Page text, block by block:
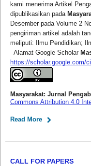
kami menerima Artikel
dipublikasikan pada
Desember pada Volume 2
pengiriman artikel adalah
meliputi: Ilmu Pendidikan;
Alamat Google Scholar
https://scholar.google.com/
Masyarakat: Jurnal
Commons Attribution 4.0
Read More
CALL FOR PAPERS